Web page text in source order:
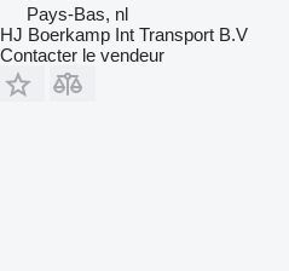
Pays-Bas, nl
HJ Boerkamp Int Transport B.V
Contacter le vendeur